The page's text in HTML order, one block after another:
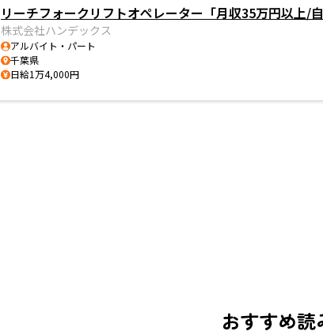
リーチフォークリフトオペレーター「月収35万円以上/自
株式会社ハンデックス
アルバイト・パート
千葉県
日給1万4,000円
おすすめ読